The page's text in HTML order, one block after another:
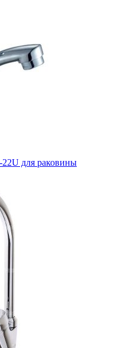
для раковины